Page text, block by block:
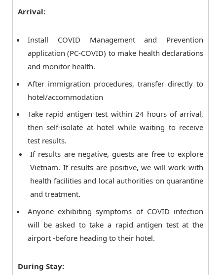
Arrival:
Install COVID Management and Prevention
application (PC-COVID) to make health declarations
and monitor health.
After immigration procedures, transfer directly to
hotel/accommodation
Take rapid antigen test within 24 hours of arrival,
then self-isolate at hotel while waiting to receive
test results.
If results are negative, guests are free to explore
Vietnam. If results are positive, we will work with
health facilities and local authorities on quarantine
and treatment.
Anyone exhibiting symptoms of COVID infection
will be asked to take a rapid antigen test at the
airport -before heading to their hotel.
During Stay: